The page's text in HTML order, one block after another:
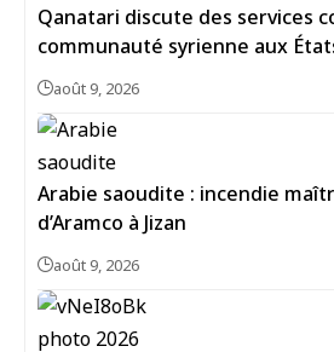
Qanatari discute des services
communauté syrienne aux
août 9, 2026
Arabie saoudite : incendie
d’Aramco à Jizan
août 9, 2026